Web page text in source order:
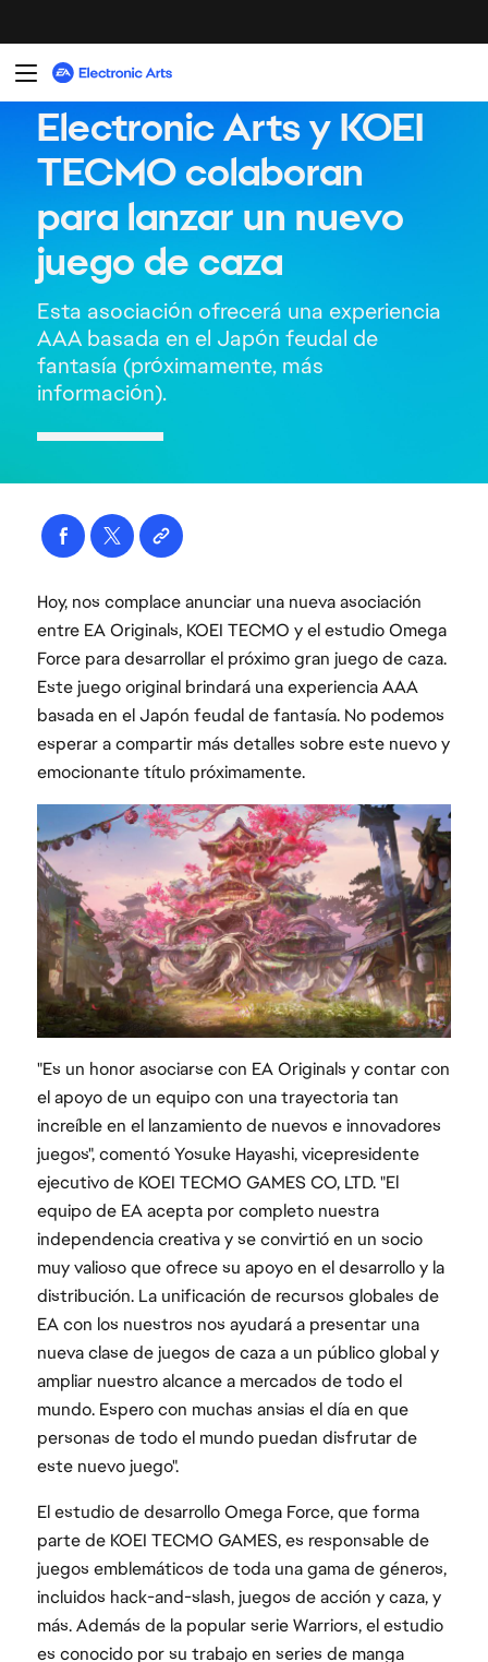
Hoy, nos complace anunciar una nueva asociación
entre EA Originals, KOEI TECMO y el estudio Omega
Force para desarrollar el próximo gran juego de caza.
Este juego original brindará una experiencia AAA
basada en el Japón feudal de fantasía. No podemos
esperar a compartir más detalles sobre este nuevo y
emocionante título próximamente.
"Es un honor asociarse con EA Originals y contar con
el apoyo de un equipo con una trayectoria tan
increíble en el lanzamiento de nuevos e innovadores
juegos", comentó Yosuke Hayashi, vicepresidente
ejecutivo de KOEI TECMO GAMES CO, LTD. "El
equipo de EA acepta por completo nuestra
independencia creativa y se convirtió en un socio
muy valioso que ofrece su apoyo en el desarrollo y la
distribución. La unificación de recursos globales de
EA con los nuestros nos ayudará a presentar una
nueva clase de juegos de caza a un público global y
ampliar nuestro alcance a mercados de todo el
mundo. Espero con muchas ansias el día en que
personas de todo el mundo puedan disfrutar de
este nuevo juego".
El estudio de desarrollo Omega Force, que forma
parte de KOEI TECMO GAMES, es responsable de
juegos emblemáticos de toda una gama de géneros,
incluidos hack-and-slash, juegos de acción y caza, y
más. Además de la popular serie Warriors, el estudio
es conocido por su trabajo en series de manga